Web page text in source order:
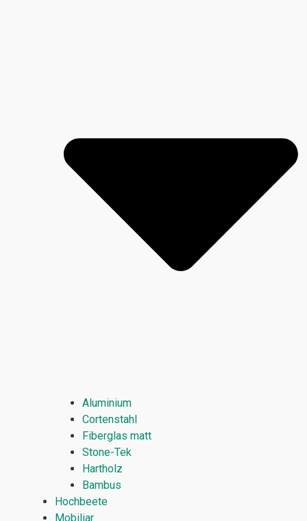
Aluminium
Cortenstahl
Fiberglas matt
Stone-Tek
Hartholz
Bambus
Hochbeete
Mobiliar